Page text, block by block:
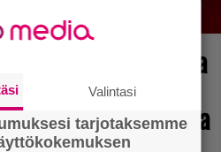
Evil -uusioversiosta
– jo yli
pelaajan toivelistalla
Valintasi
tarjotaksemme